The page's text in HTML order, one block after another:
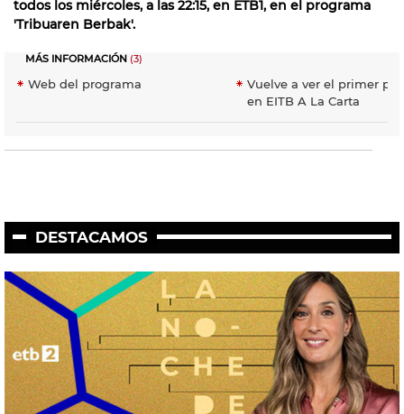
todos los miércoles, a las 22:15, en ETB1, en el programa
'Tribuaren Berbak'.
MÁS INFORMACIÓN (3)
Web del programa
Vuelve a ver el primer
en EITB A La Carta
DESTACAMOS